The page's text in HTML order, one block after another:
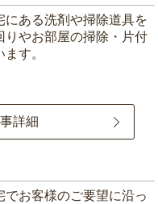
にある洗剤や掃除道具を
りやお部屋の掃除・片付
す。
詳細
でお客様のご要望に沿っ